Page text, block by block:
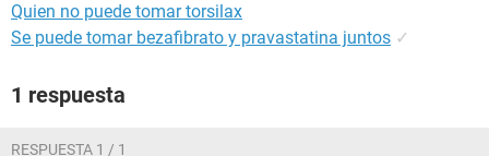
Quien no puede tomar torsilax
Se puede tomar bezafibrato y pravastatina juntos ✓
1 respuesta
RESPUESTA 1 / 1